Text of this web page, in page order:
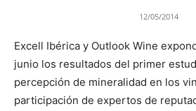
12/05/2014
Excell Ibérica y Outlook Wine
junio los resultados del primer
percepción de mineralidad en los
participación de expertos de